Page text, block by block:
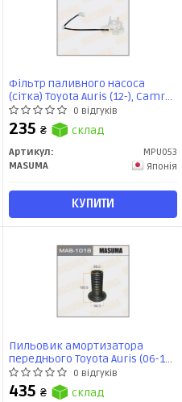
Фільтр паливного насоса
(сітка) Toyota Auris (12-), Camry
(18-), Prius (09-), Yaris (08-14)
(MPU-053) MASUMA
0 відгуків
235 ₴ склад
Артикул:
MPU053
MASUMA
Японія
КУПИТИ
Пильовик амортизатора
переднього Toyota Auris (06-12),
Corolla (06-12), Prius (09-15), RAV
4 (05-12) (MAB-1018) MASUMA
0 відгуків
435 ₴ склад